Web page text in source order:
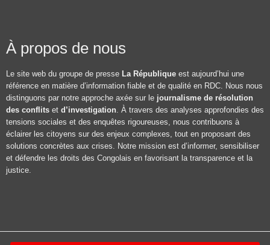
À propos de nous
Le site web du groupe de presse La République est aujourd’hui une
référence en matière d’information fiable et de qualité en RDC. Nous nous
distinguons par notre approche axée sur le journalisme de résolution
des conflits et d’investigation. À travers des analyses approfondies des
tensions sociales et des enquêtes rigoureuses, nous contribuons à
éclairer les citoyens sur des enjeux complexes, tout en proposant des
solutions concrètes aux crises. Notre mission est d’informer, sensibiliser
et défendre les droits des Congolais en favorisant la transparence et la
justice.